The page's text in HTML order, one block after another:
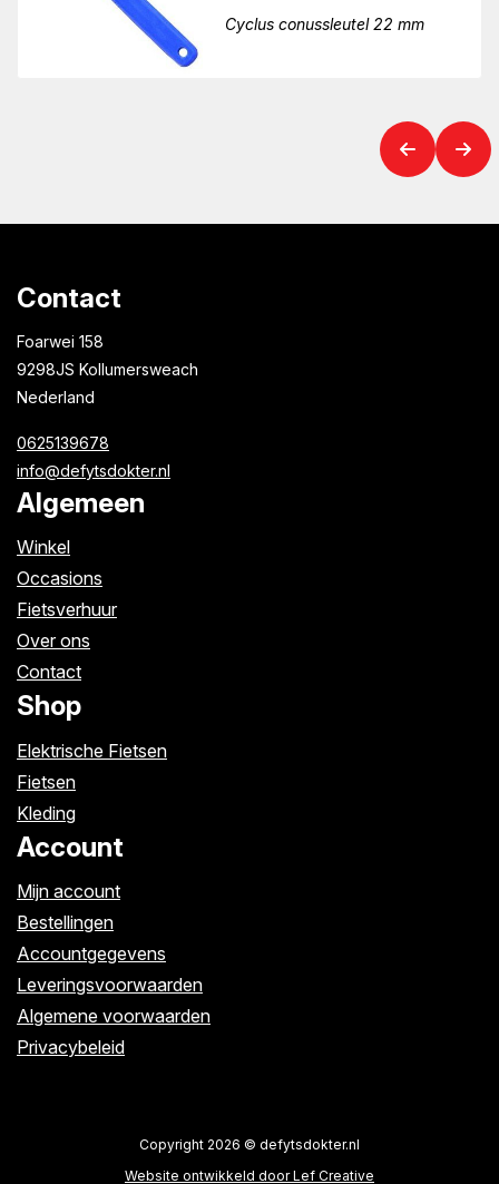
Cyclus conussleutel 22 mm
Contact
Foarwei 158
9298JS Kollumersweach
Nederland
0625139678
info@defytsdokter.nl
Algemeen
Winkel
Occasions
Fietsverhuur
Over ons
Contact
Shop
Elektrische Fietsen
Fietsen
Kleding
Account
Mijn account
Bestellingen
Accountgegevens
Leveringsvoorwaarden
Algemene voorwaarden
Privacybeleid
Copyright 2026 © defytsdokter.nl
Website ontwikkeld door Lef Creative